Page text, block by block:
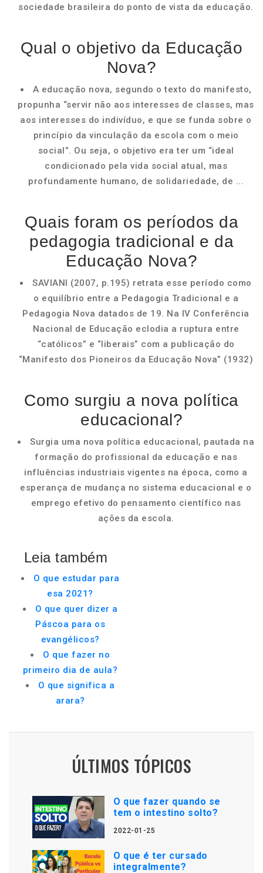
sociedade brasileira do ponto de vista da educação.
Qual o objetivo da Educação
Nova?
A educação nova, segundo o texto do manifesto,
propunha “servir não aos interesses de classes, mas
aos interesses do indivíduo, e que se funda sobre o
princípio da vinculação da escola com o meio
social”. Ou seja, o objetivo era ter um “ideal
condicionado pela vida social atual, mas
profundamente humano, de solidariedade, de ...
Quais foram os períodos da
pedagogia tradicional e da
Educação Nova?
SAVIANI (2007, p.195) retrata esse período como
o equilíbrio entre a Pedagogia Tradicional e a
Pedagogia Nova datados de 19. Na IV Conferência
Nacional de Educação eclodia a ruptura entre
“católicos” e “liberais” com a publicação do
“Manifesto dos Pioneiros da Educação Nova” (1932)
Como surgiu a nova política
educacional?
Surgia uma nova política educacional, pautada na
formação do profissional da educação e nas
influências industriais vigentes na época, como a
esperança de mudança no sistema educacional e o
emprego efetivo do pensamento científico nas
ações da escola.
Leia também
O que estudar para
esa 2021?
O que quer dizer a
Páscoa para os
evangélicos?
O que fazer no
primeiro dia de aula?
O que significa a
arara?
ÚLTIMOS TÓPICOS
O que fazer quando se
tem o intestino solto?
2022-01-25
O que é ter cursado
integralmente?